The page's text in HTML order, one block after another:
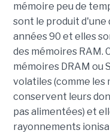
mémoire peu de
sont le produit d'une
années 90 et elles
des mémoires RAM.
mémoires DRAM ou
volatiles (comme les
conservent leurs
pas alimentées) et
rayonnements